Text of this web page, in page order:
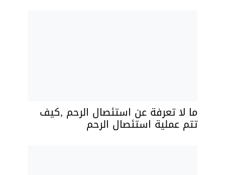
ما لا تعرفة عن استئصال الرحم ,كيف
تتم عملية استئصال الرحم